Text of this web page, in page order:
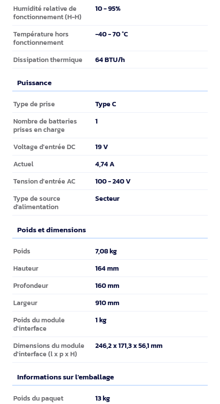
Humidité relative de
fonctionnement (H-H)
10 - 95%
Température hors
fonctionnement
-40 - 70 °C
Dissipation thermique 64 BTU/h
Puissance
Puissance
Type de prise Type C
Nombre de batteries
prises en charge
1
Voltage d'entrée DC 19 V
Actuel 4,74 A
Tension d'entrée AC 100 - 240 V
Type de source
d'alimentation
Secteur
Poids et dimensions
Poids et dimensions
Poids 7,08 kg
Hauteur 164 mm
Profondeur 160 mm
Largeur 910 mm
Poids du module
d'interface
1 kg
Dimensions du module
d'interface (l x p x H)
246,2 x 171,3 x 56,1 mm
Informations sur l'emballage
Informations sur l'emballage
Poids du paquet 13 kg